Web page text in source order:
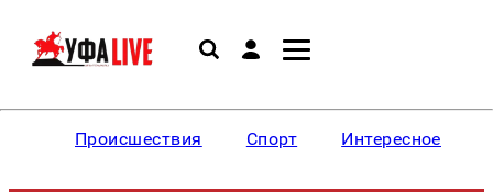
Происшествия Спорт Интересное